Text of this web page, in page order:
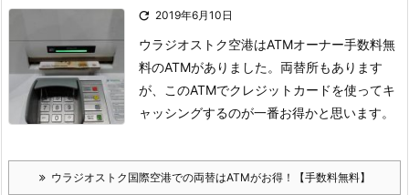
 2019年6月10日
ウラジオストク空港はATMオーナー手数料無
料のATMがありました。 両替所もあります
が、このATMでクレジットカードを使ってキ
ャッシングするのが一番お得かと思います。
ウラジオストク国際空港での両替はATMがお得！【手数料無料】